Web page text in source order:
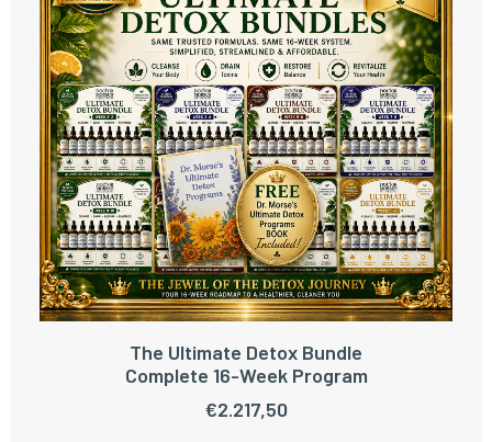
The Ultimate Detox Bundle
Complete 16-Week Program
€2.217,50